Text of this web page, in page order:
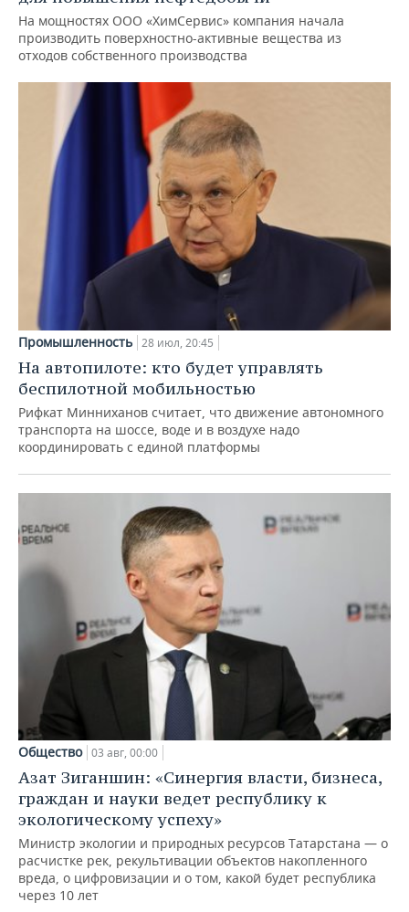
На мощностях ООО «ХимСервис» компания начала
производить поверхностно-активные вещества из
отходов собственного производства
Промышленность 28 июл, 20:45
На автопилоте: кто будет управлять
беспилотной мобильностью
Рифкат Минниханов считает, что движение автономного
транспорта на шоссе, воде и в воздухе надо
координировать с единой платформы
Общество 03 авг, 00:00
Азат Зиганшин: «Синергия власти, бизнеса,
граждан и науки ведет республику к
экологическому успеху»
Министр экологии и природных ресурсов Татарстана — о
расчистке рек, рекультивации объектов накопленного
вреда, о цифровизации и о том, какой будет республика
через 10 лет